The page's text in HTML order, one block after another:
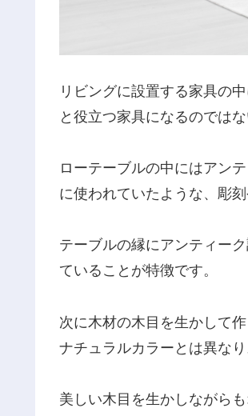
リビングに設置する家具の
と役立つ家具になるのではな
ローテーブルの中にはアン
に使われていたような、彫
テーブルの縁にアンティー
ていることが特徴です。
次に木材の木目を生かして
ナチュラルカラーとは異な
美しい木目を生かしながら